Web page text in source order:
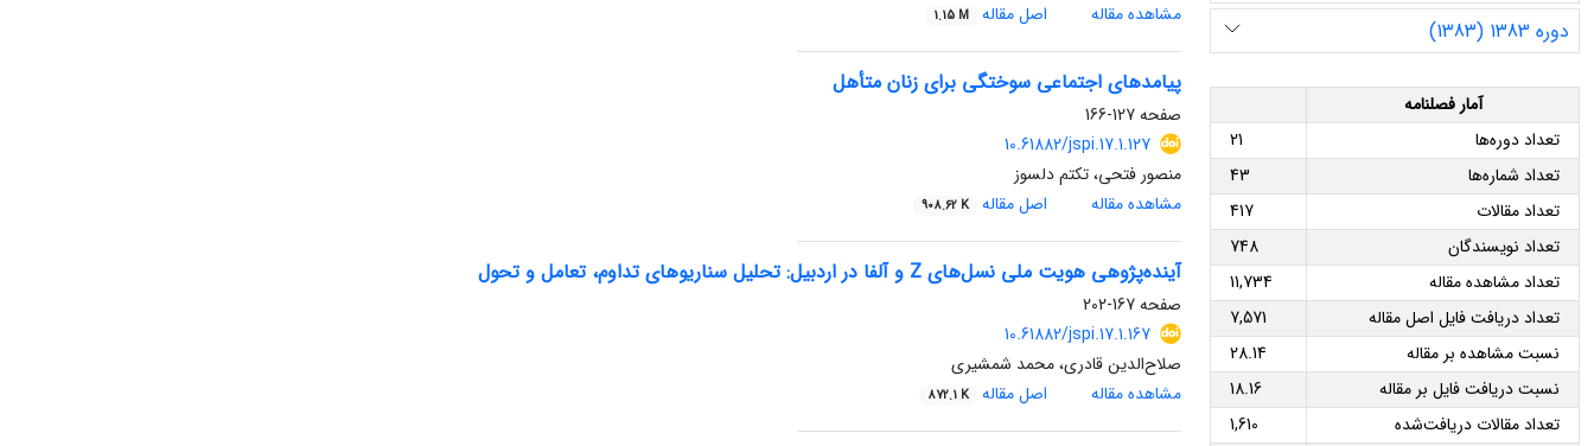
دوره 1383 (1383)
آمار فصلنامه
تعداد دوره‌ها
21
تعداد شماره‌ها
43
تعداد مقالات
417
تعداد نویسندگان
748
تعداد مشاهده مقاله
11,734
تعداد دریافت فایل اصل مقاله
7,571
نسبت مشاهده بر مقاله
28.14
نسبت دریافت فایل بر مقاله
18.16
تعداد مقالات دریافت‌شده
1,610
مشاهده مقاله
اصل مقاله 1.15 M
پیامدهای اجتماعی سوختگی برای زنان متأهل
صفحه127-166
10.61882/jspi.17.1.127
منصور فتحی، تکتم دلسوز
مشاهده مقاله
اصل مقاله 908.62 K
آینده‌پژوهی هویت ملی نسل‌های Z و آلفا در اردبیل: تحلیل سناریوهای تداوم، تعامل و تحول
صفحه167-202
10.61882/jspi.17.1.167
صلاح‌الدین قادری، محمد شمشیری
مشاهده مقاله
اصل مقاله 872.1 K